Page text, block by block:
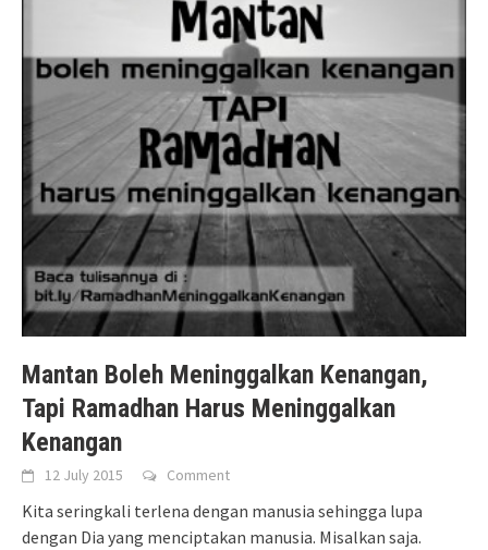
Mantan Boleh Meninggalkan Kenangan,
Tapi Ramadhan Harus Meninggalkan
Kenangan
12 July 2015 Comment
Kita seringkali terlena dengan manusia sehingga lupa
dengan Dia yang menciptakan manusia. Misalkan saja.